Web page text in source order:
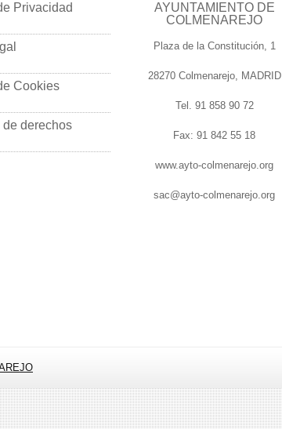
Privacidad
Cookies
derechos
AYUNTAMIENTO DE
COLMENAREJO
Plaza de la Constitución, 1
28270 Colmenarejo, MADRID
Tel. 91 858 90 72
Fax: 91 842 55 18
www.ayto-colmenarejo.org
sac@ayto-colmenarejo.org